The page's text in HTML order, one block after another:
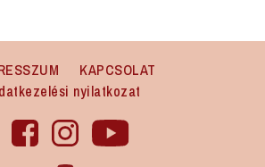
KAPCSOLAT
nyilatkozat